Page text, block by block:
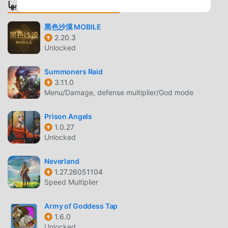
أي Ash of Gods Redemption mod لن يفرض على اللاعبين أي
رسوم ، وهو آمن 100٪ ومتاح ومجاني للتثبيت. فقط قم بتنزيل عميل
moddroid ، يمكنك تنزيل وتثبيت Ash of Gods Redemption
Ash of Gods Redemption باعتبارها لعبة شائعة rpg ، ساعدته
طريقة اللعب الفريدة في كسب عدد كبير من المعجبين حول العالم.
على عكس الألعاب التقليدية rpg ، في Ash of Gods Redemption
، ما عليك سوى متابعة البرنامج التعليمي للمبتدئين ، بحيث يمكنك
بسهولة بدء اللعبة بأكملها والاستمتاع بالبهجة التي توفرها فئة الألعاب
الوقت نفسه ، قامت moddroid ببناء منصة خاصة لعشاق الألعاب
rpg ، مما يتيح لك التواصل والمشاركة مع جميع عشاق الألعاب rpg
من جميع أنحاء العالم ، ماذا تنتظر ، انضم إلى moddroid و استمتع
الألعاب والتطبيقات الموصى بها
黑色沙漠 MOBILE
2.20.3
Unlocked
Summoners Raid
3.11.0
Menu/Damage, defense multiplier/God mode
Prison Angels
1.0.27
Unlocked
Neverland
1.27.26051104
Speed Multiplier
Army of Goddess Tap
1.6.0